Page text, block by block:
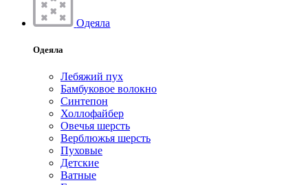
Одеяла
Одеяла
Лебяжий пух
Бамбуковое волокно
Синтепон
Холлофайбер
Овечья шерсть
Верблюжья шерсть
Пуховые
Детские
Ватные